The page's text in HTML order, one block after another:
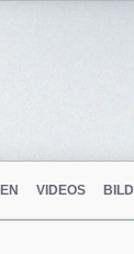
VIDEOS